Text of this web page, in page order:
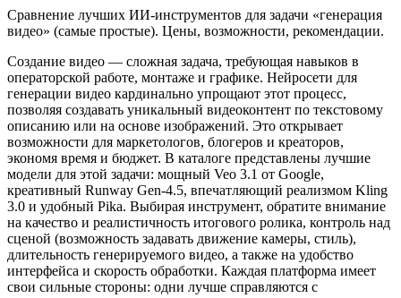
Сравнение лучших ИИ-инструментов для задачи «генерация
видео» (самые простые). Цены, возможности, рекомендации.
Создание видео — сложная задача, требующая навыков в
операторской работе, монтаже и графике. Нейросети для
генерации видео кардинально упрощают этот процесс,
позволяя создавать уникальный видеоконтент по текстовому
описанию или на основе изображений. Это открывает
возможности для маркетологов, блогеров и креаторов,
экономя время и бюджет. В каталоге представлены лучшие
модели для этой задачи: мощный Veo 3.1 от Google,
креативный Runway Gen-4.5, впечатляющий реализмом Kling
3.0 и удобный Pika. Выбирая инструмент, обратите внимание
на качество и реалистичность итогового ролика, контроль над
сценой (возможность задавать движение камеры, стиль),
длительность генерируемого видео, а также на удобство
интерфейса и скорость обработки. Каждая платформа имеет
свои сильные стороны: одни лучше справляются с